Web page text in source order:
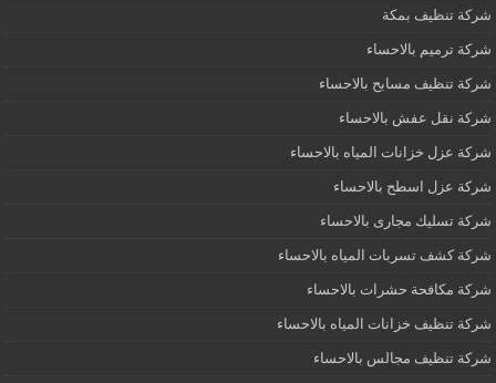
شركة تنظيف بمكة
شركة ترميم بالاحساء
شركة تنظيف مسابح بالاحساء
شركة نقل عفش بالاحساء
شركة عزل خزانات المياه بالاحساء
شركة عزل اسطح بالاحساء
شركة تسليك مجارى بالاحساء
شركة كشف تسربات المياه بالاحساء
شركة مكافحة حشرات بالاحساء
شركة تنظيف خزانات المياه بالاحساء
شركة تنظيف مجالس بالاحساء